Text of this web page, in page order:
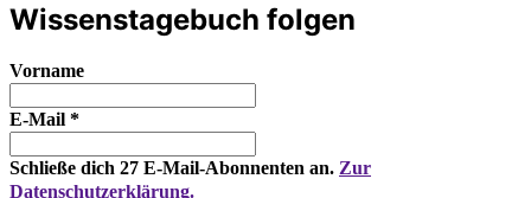
Wissenstagebuch folgen
Vorname
E-Mail *
Schließe dich 27 E-Mail-Abonnenten an. Zur
Datenschutzerklärung.